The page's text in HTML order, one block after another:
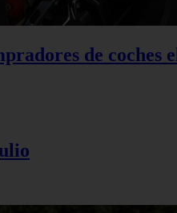
de coches